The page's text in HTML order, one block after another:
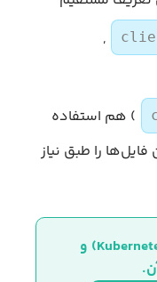
,
) هم استفاده
را طبق نیاز
آشنایی کامل با کوبرنتیز (Kubernetes) و